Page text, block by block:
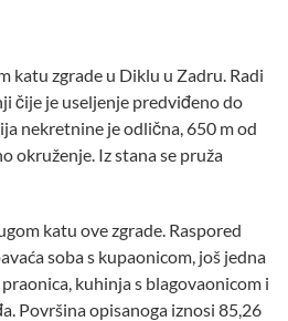
katu zgrade u Diklu u Zadru. Radi
čije je useljenje predviđeno do
nekretnine je odlična, 650 m od
okruženje. Iz stana se pruža
katu ove zgrade. Raspored
soba s kupaonicom, još jedna
kuhinja s blagovaonicom i
Površina opisanoga iznosi 85,26